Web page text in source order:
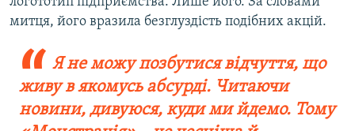
митця, його вразила безглуздість подібних акцій.
Я не можу позбутися відчуття, що
живу в якомусь абсурді. Читаючи
новини, дивуюся, куди ми йдемо. Тому